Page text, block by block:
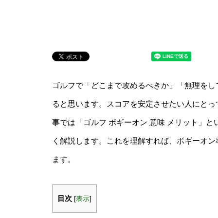
ゴルフで「どこまで攻めるべきか」「無理を
ると思います。スコアを安定させたい人にと
事では「ゴルフ ボギーオン 意味 メリット」
く解説します。これを理解すれば、ボギーオ
ます。
目次 [表示]